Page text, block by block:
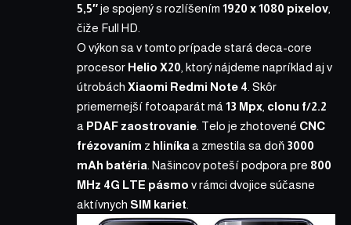
5,5″je spojený s rozlíšením 1920 x 1080 pixelov
čiže Full HD.
O výkon sa v tomto prípade stará deca-core
procesor Helio X20 , ktorý nájdeme napríklad aj v
útrobách Xiaomi Redmi Note 4 . Skôr
priemernejší fotoaparát má 13 Mpx clonu f/2.2
a PDAF zaostrovanie . Telo je zhotovené CNC
frézovaním z hliníka a zmestila sa doň 3000
mAh batéria . Našincov poteší podpora pre 800
MHz 4G LTE pásmo v rámci dvojice súčasne
aktívnych SIM kariet